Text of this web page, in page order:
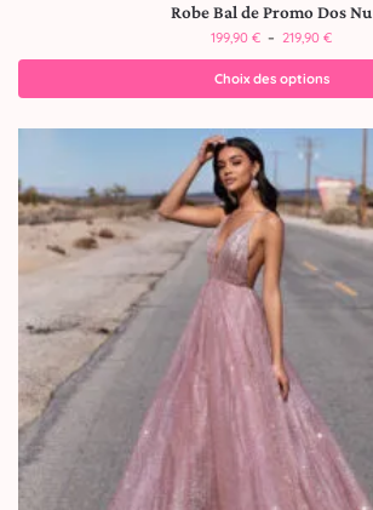
Robe Bal de Promo Dos Nu
199,90 € – 219,90 €
Choix des options